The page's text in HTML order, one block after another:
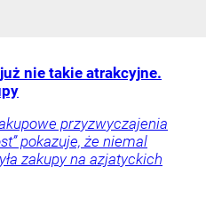
nie takie atrakcyjne.
przyzwyczajenia
pokazuje, że niemal
zakupy na azjatyckich